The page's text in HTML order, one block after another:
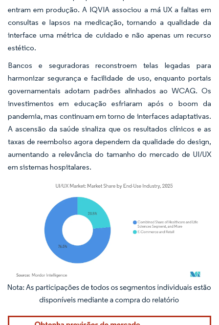
entram em produção. A IQVIA associou a má UX a faltas em
consultas e lapsos na medicação, tornando a qualidade da
interface uma métrica de cuidado e não apenas um recurso
estético.
Bancos e seguradoras reconstroem telas legadas para
harmonizar segurança e facilidade de uso, enquanto portais
governamentais adotam padrões alinhados ao WCAG. Os
investimentos em educação esfriaram após o boom da
pandemia, mas continuam em torno de interfaces adaptativas.
A ascensão da saúde sinaliza que os resultados clínicos e as
taxas de reembolso agora dependem da qualidade do design,
aumentando a relevância do tamanho do mercado de UI/UX
em sistemas hospitalares.
Imagem © Mordor Intelligence. O reuso requer atribuição conforme CC BY 4.0.